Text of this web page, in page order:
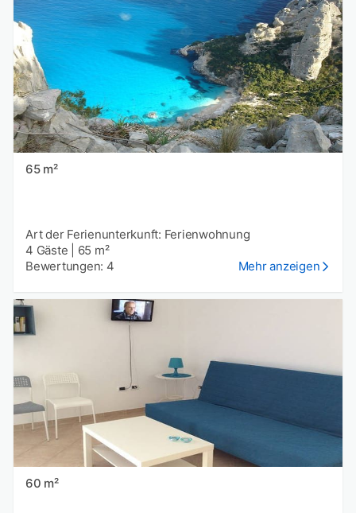
65 m²
Art der Ferienunterkunft: Ferienwohnung
4 Gäste
65 m²
Bewertungen: 4
Mehr anzeigen
60 m²